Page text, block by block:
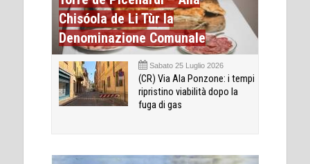
Chisóola de Li Tùr la
Denominazione Comunale
Sabato 25 Luglio 2026
(CR) Via Ala Ponzone: i tempi
ripristino viabilità dopo la
fuga di gas